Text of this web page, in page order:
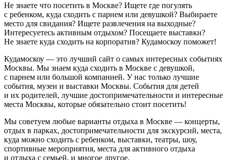
Не знаете что посетить в Москве? Ищете где погулять
с ребенком, куда сходить с парнем или девушкой? Выбираете
место для свидания? Ищете развлечения на выходные?
Интересуетесь активным отдыхом? Посещаете выставки?
Не знаете куда сходить на корпоратив? Кудамоскоу поможет!
Кудамоскоу — это лучший сайт о самых интересных событиях
Москвы. Мы знаем куда сходить в Москве с девушкой,
с парнем или большой компанией. У нас только лучшие
события, музеи и выставки Москвы. События для детей
и их родителей, лучшие достопримечательности и интересные
места Москвы, которые обязательно стоит посетить!
Мы советуем любые варианты отдыха в Москве — концерты,
отдых в парках, достопримечательности для экскурсий, места,
куда можно сходить с ребенком, выставки, театры, шоу,
спортивные мероприятия, места для активного отдыха
и отдыха с семьей, и многое другое.